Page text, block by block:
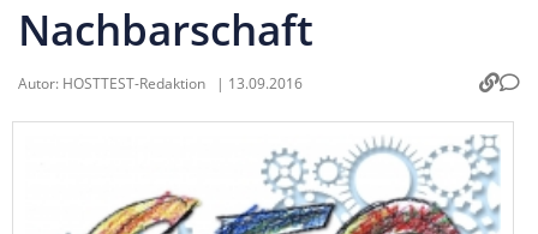
Nachbarschaft
Autor: HOSTTEST-Redaktion | 13.09.2016